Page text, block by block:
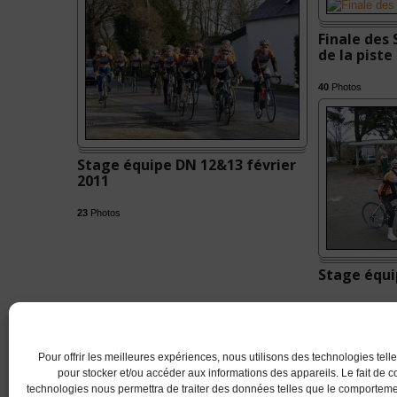
Pour offrir les meilleures expériences, nous utilisons des technologies
pour stocker et/ou accéder aux informations des appareils. Le fait de
technologies nous permettra de traiter des données telles que le
Stage équipe DN 12&13 février
2011
23 Photos
Finale des
de la piste
40 Photos
Stage